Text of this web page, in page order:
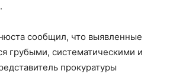
сообщил, что выявленные
грубыми, систематическими и
прокуратуры